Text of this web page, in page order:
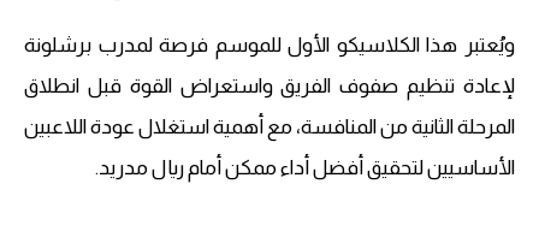
ويُعتبر هذا الكلاسيكو الأول للموسم فرصة لمدرب برشلونة
لإعادة تنظيم صفوف الفريق واستعراض القوة قبل انطلاق
المرحلة الثانية من المنافسة، مع أهمية استغلال عودة اللاعبين
الأساسيين لتحقيق أفضل أداء ممكن أمام ريال مدريد.